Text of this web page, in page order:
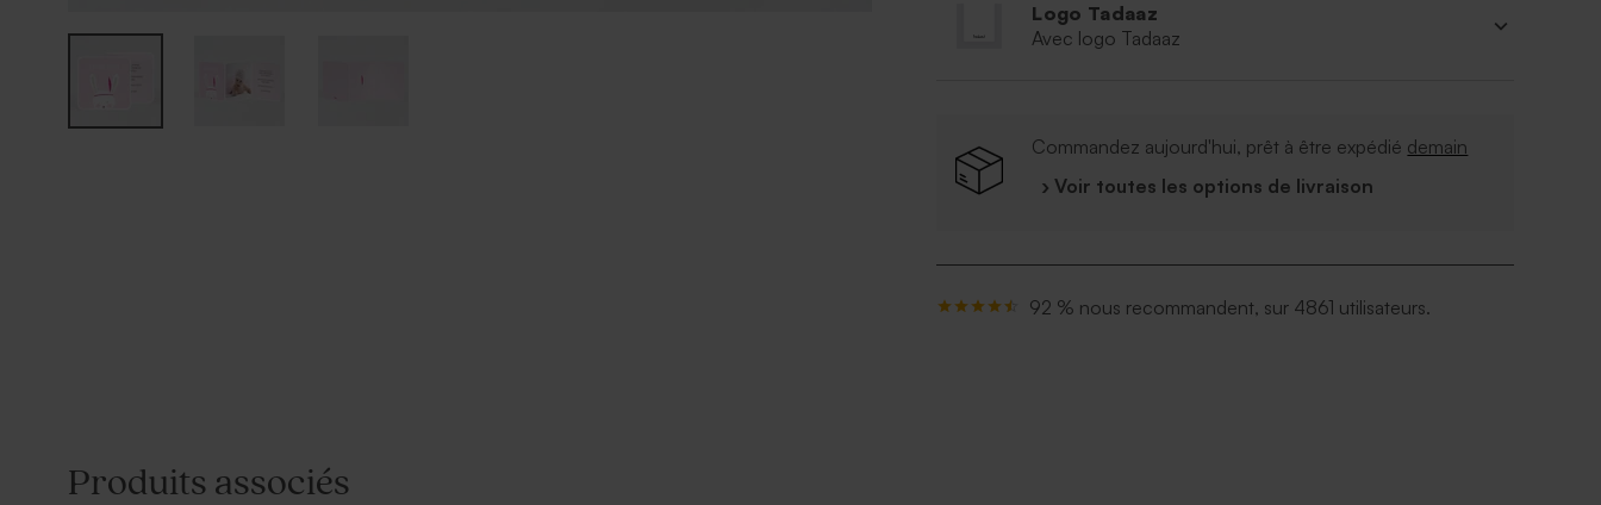
Logo Tadaaz
Avec logo Tadaaz
Commandez aujourd'hui, prêt à être expédié demain
› Voir toutes les options de livraison
92 % nous recommandent, sur 4861 utilisateurs.
Produits associés